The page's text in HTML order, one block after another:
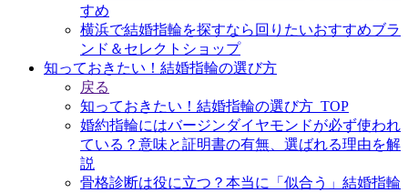
すめ
横浜で結婚指輪を探すなら回りたいおすすめブラ
ンド＆セレクトショップ
知っておきたい！結婚指輪の選び方
戻る
知っておきたい！結婚指輪の選び方_TOP
婚約指輪にはバージンダイヤモンドが必ず使われ
ている？意味と証明書の有無、選ばれる理由を解
説
骨格診断は役に立つ？本当に「似合う」結婚指輪